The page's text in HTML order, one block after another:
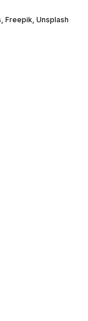
Freepik, Unsplash